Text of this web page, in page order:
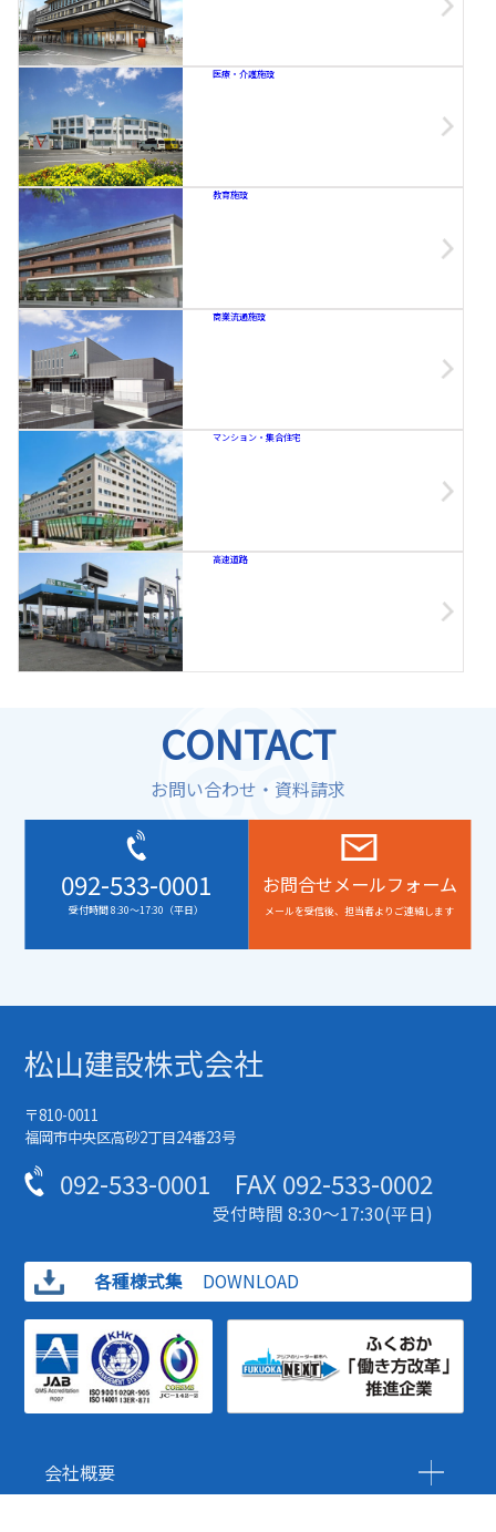
医療・介護施設
教育施設
商業流通施設
マンション・集合住宅
高速道路
CONTACT
お問い合わせ・資料請求
092-533-0001
受付時間 8:30～17:30（平日）
お問合せメールフォーム
メールを受信後、担当者よりご連絡します
松山建設株式会社
〒810-0011
福岡市中央区高砂2丁目24番23号
092-533-0001 FAX092-533-0002
受付時間 8:30～17:30(平日)
各種様式集 DOWNLOAD
会社概要